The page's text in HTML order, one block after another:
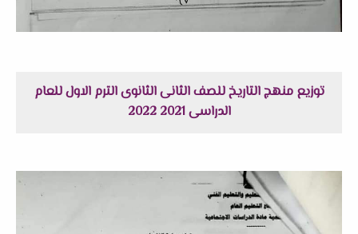
توزيع منهج التاريخ للصف الثانى الثانوى الترم الاول للعام
الدراسى 2021 2022